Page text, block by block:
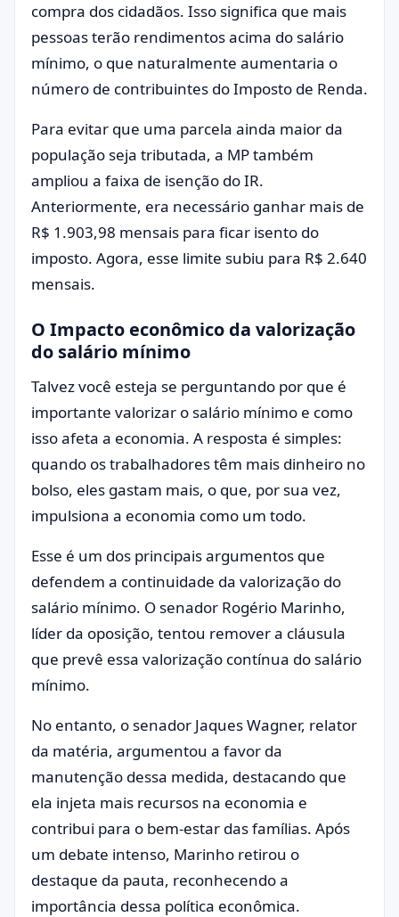
compra dos cidadãos. Isso significa que mais
pessoas terão rendimentos acima do salário
mínimo, o que naturalmente aumentaria o
número de contribuintes do Imposto de Renda.
Para evitar que uma parcela ainda maior da
população seja tributada, a MP também
ampliou a faixa de isenção do IR.
Anteriormente, era necessário ganhar mais de
R$ 1.903,98 mensais para ficar isento do
imposto. Agora, esse limite subiu para R$ 2.640
mensais.
O Impacto econômico da valorização
do salário mínimo
Talvez você esteja se perguntando por que é
importante valorizar o salário mínimo e como
isso afeta a economia. A resposta é simples:
quando os trabalhadores têm mais dinheiro no
bolso, eles gastam mais, o que, por sua vez,
impulsiona a economia como um todo.
Esse é um dos principais argumentos que
defendem a continuidade da valorização do
salário mínimo. O senador Rogério Marinho,
líder da oposição, tentou remover a cláusula
que prevê essa valorização contínua do salário
mínimo.
No entanto, o senador Jaques Wagner, relator
da matéria, argumentou a favor da
manutenção dessa medida, destacando que
ela injeta mais recursos na economia e
contribui para o bem-estar das famílias. Após
um debate intenso, Marinho retirou o
destaque da pauta, reconhecendo a
importância dessa política econômica.